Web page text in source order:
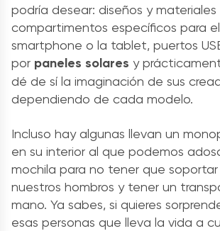
podría desear: diseños y materiales
compartimentos específicos para
smartphone o la tablet, puertos
por paneles solares y
dé de sí la imaginación de sus
dependiendo de cada modelo.
Incluso hay algunas llevan un
en su interior al que podemos
mochila para no tener que
nuestros hombros y tener un
mano. Ya sabes, si quieres
esas personas que lleva la vida a